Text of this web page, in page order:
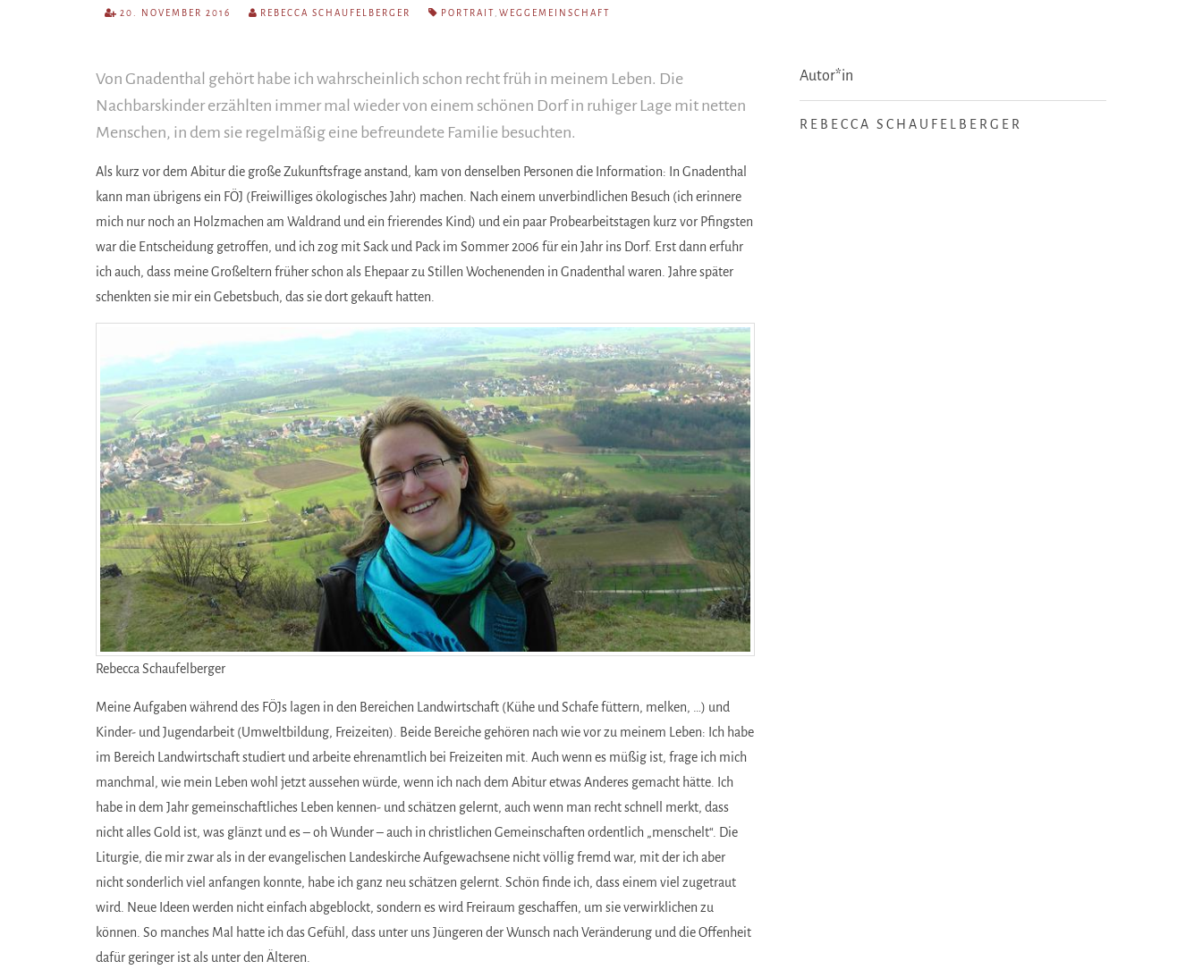
20. NOVEMBER 2016 REBECCA SCHAUFELBERGER PORTRAIT WEGGEMEINSCHAFT
Von Gnadenthal gehört habe ich wahrscheinlich schon recht früh in meinem Leben. Die
Nachbarskinder erzählten immer mal wieder von einem schönen Dorf in ruhiger Lage mit netten
Menschen, in dem sie regelmäßig eine befreundete Familie besuchten.
Als kurz vor dem Abitur die große Zukunftsfrage anstand, kam von denselben Personen die Information: In Gnadenthal
kann man übrigens ein FÖJ (Freiwilliges ökologisches Jahr) machen. Nach einem unverbindlichen Besuch (ich erinnere
mich nur noch an Holzmachen am Waldrand und ein frierendes Kind) und ein paar Probearbeitstagen kurz vor Pfingsten
war die Entscheidung getroffen, und ich zog mit Sack und Pack im Sommer 2006 für ein Jahr ins Dorf. Erst dann erfuhr
ich auch, dass meine Großeltern früher schon als Ehepaar zu Stillen Wochenenden in Gnadenthal waren. Jahre später
schenkten sie mir ein Gebetsbuch, das sie dort gekauft hatten.
Rebecca Schaufelberger
Meine Aufgaben während des FÖJs lagen in den Bereichen Landwirtschaft (Kühe und Schafe füttern, melken, …) und
Kinder- und Jugendarbeit (Umweltbildung, Freizeiten). Beide Bereiche gehören nach wie vor zu meinem Leben: Ich habe
im Bereich Landwirtschaft studiert und arbeite ehrenamtlich bei Freizeiten mit. Auch wenn es müßig ist, frage ich mich
manchmal, wie mein Leben wohl jetzt aussehen würde, wenn ich nach dem Abitur etwas Anderes gemacht hätte. Ich
habe in dem Jahr gemeinschaftliches Leben kennen- und schätzen gelernt, auch wenn man recht schnell merkt, dass
nicht alles Gold ist, was glänzt und es – oh Wunder – auch in christlichen Gemeinschaften ordentlich „menschelt“. Die
Liturgie, die mir zwar als in der evangelischen Landeskirche Aufgewachsene nicht völlig fremd war, mit der ich aber
nicht sonderlich viel anfangen konnte, habe ich ganz neu schätzen gelernt. Schön finde ich, dass einem viel zugetraut
wird. Neue Ideen werden nicht einfach abgeblockt, sondern es wird Freiraum geschaffen, um sie verwirklichen zu
können. So manches Mal hatte ich das Gefühl, dass unter uns Jüngeren der Wunsch nach Veränderung und die Offenheit
dafür geringer ist als unter den Älteren.
Autor*in
REBECCA SCHAUFELBERGER